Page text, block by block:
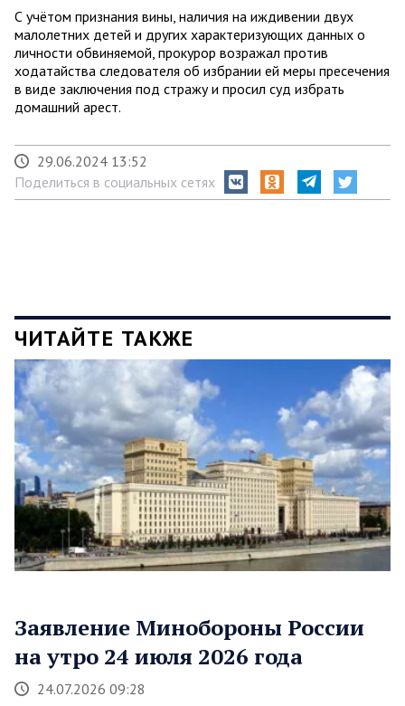
С учётом признания вины, наличия на иждивении двух
малолетних детей и других характеризующих данных о
личности обвиняемой, прокурор возражал против
ходатайства следователя об избрании ей меры пресечения
в виде заключения под стражу и просил суд избрать
домашний арест.
29.06.2024 13:52
Поделиться в социальных сетях
ЧИТАЙТЕ ТАКЖЕ
Заявление Минобороны России
на утро 24 июля 2026 года
24.07.2026 09:28